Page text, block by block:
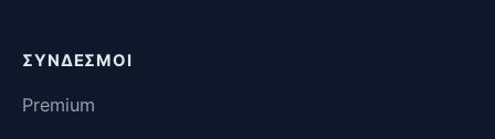
ΣΎΝΔΕΣΜΟΙ
Premium